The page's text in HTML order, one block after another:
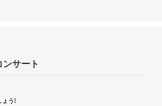
サート
ょう!